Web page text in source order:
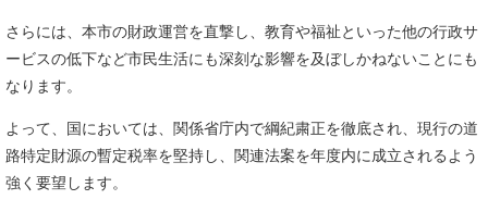
さらには、本市の財政運営を直撃し、教育や福祉といった他の行政サ
ービスの低下など市民生活にも深刻な影響を及ぼしかねないことにも
なります。
よって、国においては、関係省庁内で綱紀粛正を徹底され、現行の道
路特定財源の暫定税率を堅持し、関連法案を年度内に成立されるよう
強く要望します。